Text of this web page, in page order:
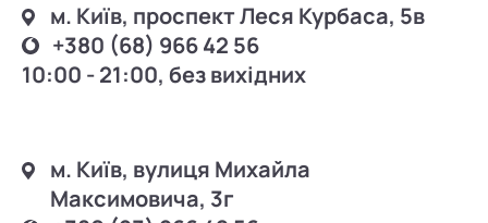
м. Київ, проспект Леся Курбаса, 5в
+380 (68) 966 42 56
10:00 - 21:00, без вихідних
м. Київ, вулиця Михайла
Максимовича, 3г